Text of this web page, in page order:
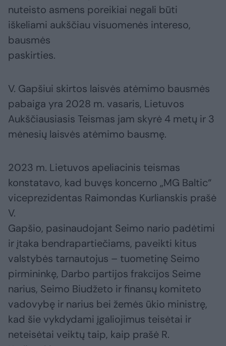
nuteisto asmens poreikiai negali būti
iškeliami aukščiau visuomenės intereso,
bausmės
paskirties.
V. Gapšiui skirtos laisvės atėmimo bausmės
pabaiga yra 2028 m. vasaris, Lietuvos
Aukščiausiasis Teismas jam skyrė 4 metų ir 3
mėnesių laisvės atėmimo bausmę.
2023 m. Lietuvos apeliacinis teismas
konstatavo, kad buvęs koncerno „MG Baltic“
viceprezidentas Raimondas Kurlianskis prašė
V.
Gapšio, pasinaudojant Seimo nario padėtimi
ir įtaka bendrapartiečiams, paveikti kitus
valstybės tarnautojus – tuometinę Seimo
pirmininkę, Darbo partijos frakcijos Seime
narius, Seimo Biudžeto ir finansų komiteto
vadovybę ir narius bei žemės ūkio ministrę,
kad šie vykdydami įgaliojimus teisėtai ir
neteisėtai veiktų taip, kaip prašė R.